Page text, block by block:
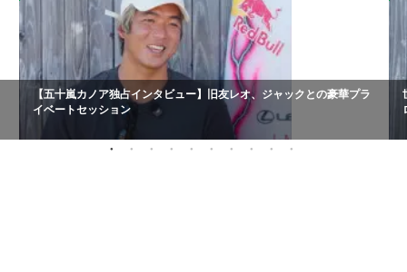
【五十嵐カノア独占インタビュー】旧友レオ、ジャックとの豪華プラ
イベートセッション